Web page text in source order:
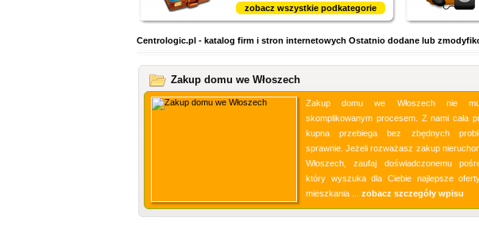
zobacz wszystkie podkategorie
Centrologic.pl - katalog firm i stron internetowych Ostatnio dodane lub
Zakup domu we Włoszech
Zakup domu we Włoszech nie
skomplikowanym procesem. Z nami cała
kupna przebiega bez zbędnych
sprawnie. Jeżeli rozważasz zakup
Włoszech, zaufaj doświadczonemu
który wyszuka dla Ciebie najlepsze
mieszkania ... zobacz szczegóły wpisu